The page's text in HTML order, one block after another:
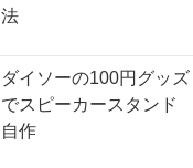
法
ダイソーの100円グッズ
でスピーカースタンド
自作